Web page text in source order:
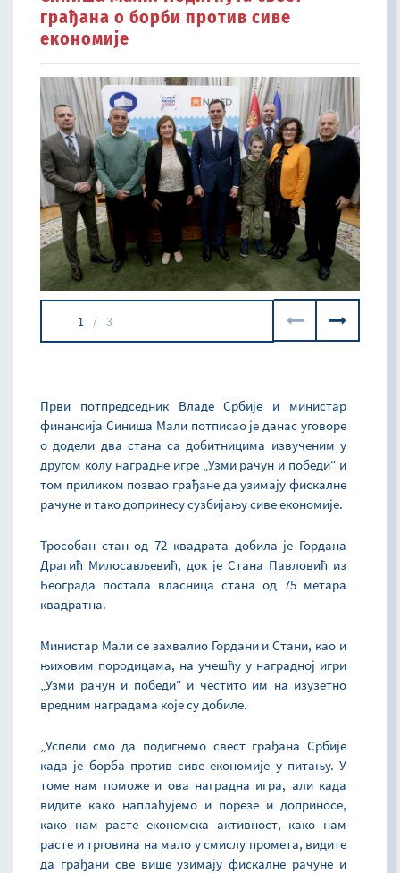
грађана о борби против сиве
економије
1 / 3
Први потпредседник Владе Србије и министар
финансија Синиша Мали потписао је данас уговоре
о додели два стана са добитницима извученим у
другом колу наградне игре „Узми рачун и победи“ и
том приликом позвао грађане да узимају фискалне
рачуне и тако допринесу сузбијању сиве економије.
Трособан стан од 72 квадрата добила је Гордана
Драгић Милосављевић, док је Стана Павловић из
Београда постала власница стана од 75 метара
квадратна.
Министар Мали се захвалио Гордани и Стани, као и
њиховим породицама, на учешћу у наградној игри
„Узми рачун и победи“ и честито им на изузетно
вредним наградама које су добиле.
„Успели смо да подигнемо свест грађана Србије
када је борба против сиве економије у питању. У
томе нам поможе и ова наградна игра, али када
видите како наплаћујемо и порезе и доприносе,
како нам расте економска активност, како нам
расте и трговина на мало у смислу промета, видите
да грађани све више узимају фискалне рачуне и